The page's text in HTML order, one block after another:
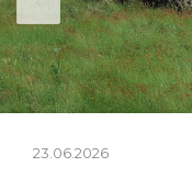
23.06.2026